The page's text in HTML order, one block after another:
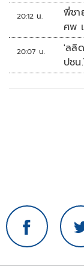
20:12 น.
พี่ชา
ศพ
20:07 น.
'ลลิ
ปชน